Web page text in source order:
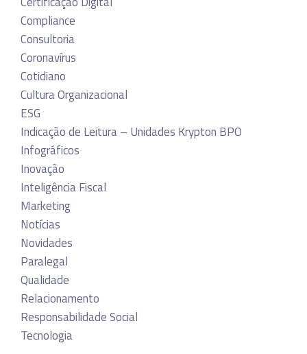
Compliance
Consultoria
Coronavírus
Cotidiano
Cultura Organizacional
ESG
Indicação de Leitura – Unidades Krypton BPO
Infográficos
Inovação
Inteligência Fiscal
Marketing
Notícias
Novidades
Paralegal
Qualidade
Relacionamento
Responsabilidade Social
Tecnologia